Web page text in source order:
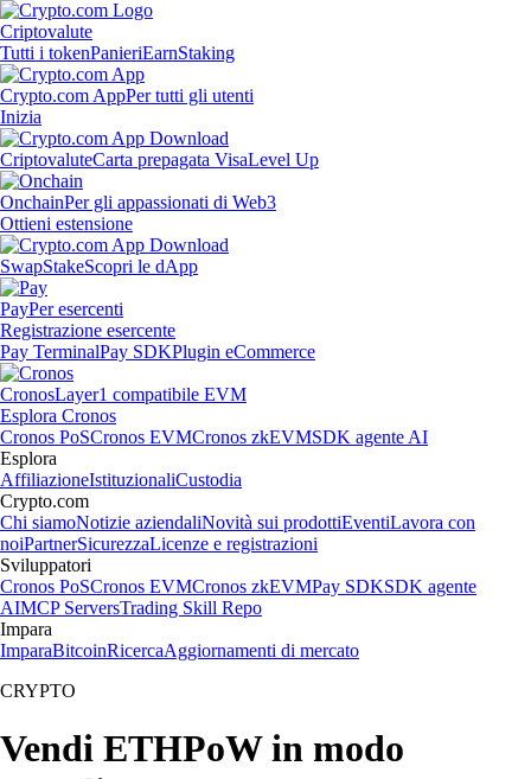
Criptovalute
Tutti i tokenPanieriEarnStaking
Crypto.com AppPer tutti gli utenti
Inizia
CriptovaluteCarta prepagata VisaLevel Up
OnchainPer gli appassionati di Web3
Ottieni estensione
SwapStakeScopri le dApp
PayPer esercenti
Registrazione esercente
Pay TerminalPay SDKPlugin eCommerce
CronosLayer1 compatibile EVM
Esplora Cronos
Cronos PoSCronos EVMCronos zkEVMSDK agente AI
Esplora
AffiliazioneIstituzionaliCustodia
Crypto.com
Chi siamoNotizie aziendaliNovità sui prodottiEventiLavora con
noiPartnerSicurezzaLicenze e registrazioni
Sviluppatori
Cronos PoSCronos EVMCronos zkEVMPay SDKSDK agente
AIMCP ServersTrading Skill Repo
Impara
ImparaBitcoinRicercaAggiornamenti di mercato
CRYPTO
Vendi ETHPoW in modo